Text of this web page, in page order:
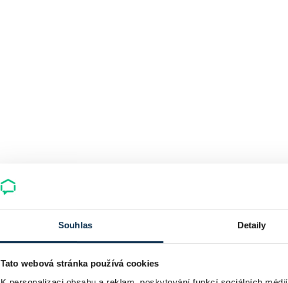
Souhlas Detaily
Tato webová stránka používá cookies